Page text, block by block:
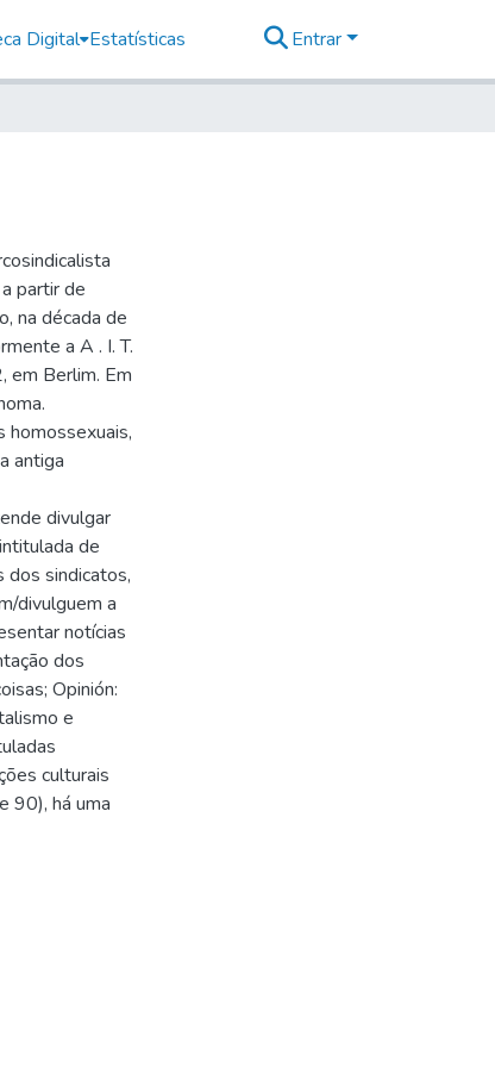
Digital Estatísticas Entrar
partir de
na década de
a A . I. T.
em Berlim. Em
homossexuais,
antiga
divulgar
de
dos sindicatos,
divulguem a
notícias
dos
Opinión:
e
culturais
90), há uma